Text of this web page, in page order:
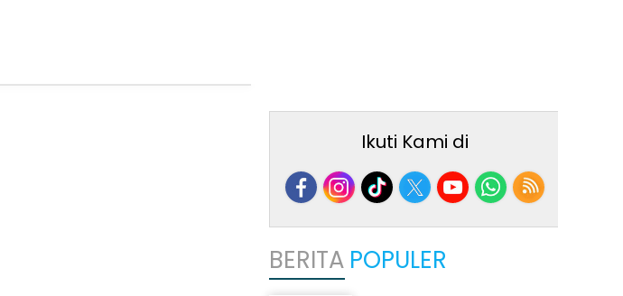
Ikuti Kami di
BERITA POPULER